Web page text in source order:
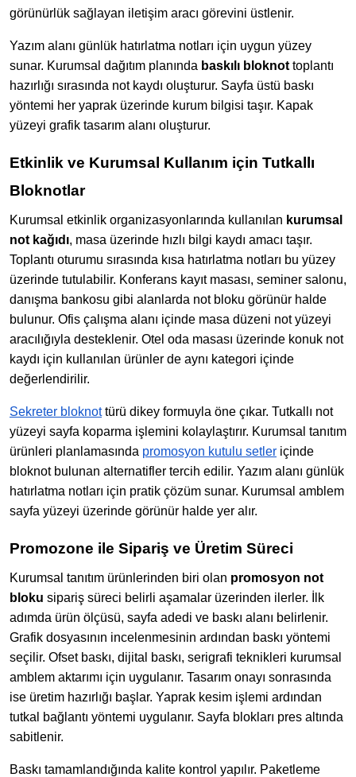
görünürlük sağlayan iletişim aracı görevini üstlenir.
Yazım alanı günlük hatırlatma notları için uygun yüzey
sunar. Kurumsal dağıtım planında baskılı bloknot toplantı
hazırlığı sırasında not kaydı oluşturur. Sayfa üstü baskı
yöntemi her yaprak üzerinde kurum bilgisi taşır. Kapak
yüzeyi grafik tasarım alanı oluşturur.
Etkinlik ve Kurumsal Kullanım için Tutkallı
Bloknotlar
Kurumsal etkinlik organizasyonlarında kullanılan kurumsal
not kağıdı, masa üzerinde hızlı bilgi kaydı amacı taşır.
Toplantı oturumu sırasında kısa hatırlatma notları bu yüzey
üzerinde tutulabilir. Konferans kayıt masası, seminer salonu,
danışma bankosu gibi alanlarda not bloku görünür halde
bulunur. Ofis çalışma alanı içinde masa düzeni not yüzeyi
aracılığıyla desteklenir. Otel oda masası üzerinde konuk not
kaydı için kullanılan ürünler de aynı kategori içinde
değerlendirilir.
Sekreter bloknottürü dikey formuyla öne çıkar. Tutkallı not
yüzeyi sayfa koparma işlemini kolaylaştırır. Kurumsal tanıtım
ürünleri planlamasında promosyon kutulu setler içinde
bloknot bulunan alternatifler tercih edilir. Yazım alanı günlük
hatırlatma notları için pratik çözüm sunar. Kurumsal amblem
sayfa yüzeyi üzerinde görünür halde yer alır.
Promozone ile Sipariş ve Üretim Süreci
Kurumsal tanıtım ürünlerinden biri olan promosyon not
bloku sipariş süreci belirli aşamalar üzerinden ilerler. İlk
adımda ürün ölçüsü, sayfa adedi ve baskı alanı belirlenir.
Grafik dosyasının incelenmesinin ardından baskı yöntemi
seçilir. Ofset baskı, dijital baskı, serigrafi teknikleri kurumsal
amblem aktarımı için uygulanır. Tasarım onayı sonrasında
ise üretim hazırlığı başlar. Yaprak kesim işlemi ardından
tutkal bağlantı yöntemi uygulanır. Sayfa blokları pres altında
sabitlenir.
Baskı tamamlandığında kalite kontrol yapılır. Paketleme